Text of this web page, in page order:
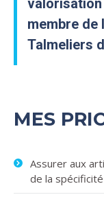
valorisation
membre de
Talmeliers
MES
Assurer aux
de la